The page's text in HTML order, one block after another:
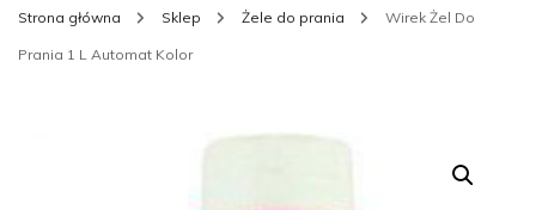
Strona główna Sklep Żele do prania Wirek Żel Do
Prania 1 L Automat Kolor